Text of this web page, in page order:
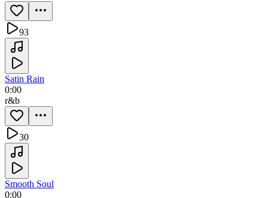
93
Satin Rain
0:00
r&b
30
Smooth Soul
0:00